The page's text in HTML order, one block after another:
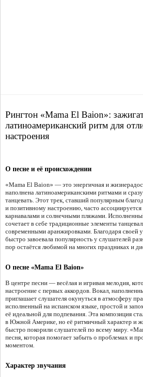
Рингтон «Mama El Baion»:
латиноамериканский ритм для
настроения
О песне и её происхождении
«Mama El Baion» — это энергичная и
наполнена латиноамериканскими ритмами и
танцевать. Этот трек, ставший популярным
и позитивному настроению, часто
карнавалами и солнечными пляжами.
сочетает в себе традиционные элементы
современными аранжировками. Благодаря своей
быстро завоевала популярность у слушателей
пор остаётся любимой на многих праздниках и
О песне «Mama El Baion»
В центре песни — весёлая и игривая мелодия,
настроение с первых аккордов. Вокал,
приглашает слушателя окунуться в атмосферу
исполненный на испанском языке, простой и
её идеальной для подпевания. Эта композиция
в Южной Америке, но её ритмичный характер и
быстро покорили слушателей по всему миру.
песня, которая помогает забыть о проблемах и
моментом.
Характер звучания